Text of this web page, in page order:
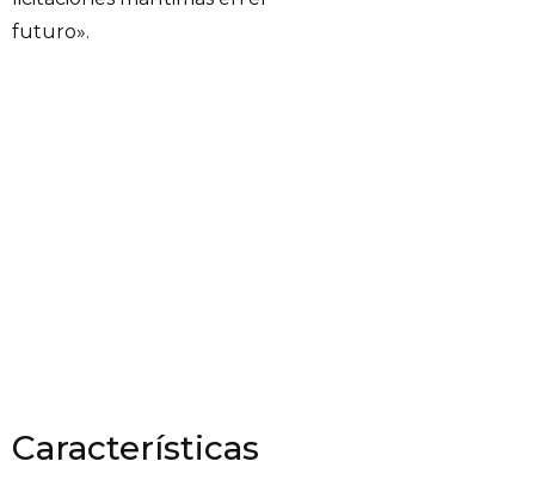
futuro».
Características